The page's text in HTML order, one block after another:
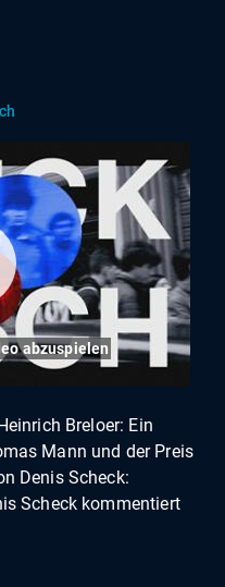
abzuspielen
Breloer: Ein
Mann und der Preis
Denis Scheck:
Scheck kommentiert